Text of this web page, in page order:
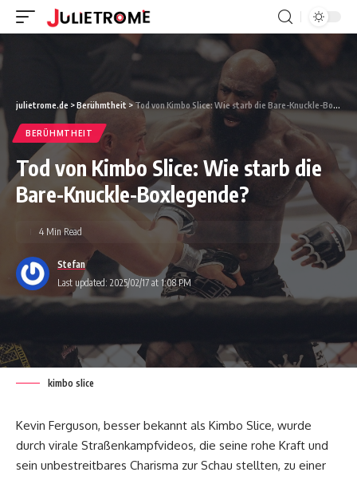
julietrome.de >Berühmtheit >Tod von Kimbo Slice: Wie starb die Bare-Knuckle-Boxlegende?
BERÜHMTHEIT
Tod von Kimbo Slice: Wie starb die
Bare-Knuckle-Boxlegende?
Last updated: 2025/02/17 at 1:08 PM
Stefan
4 Min Read
kimbo slice
Kevin Ferguson, besser bekannt als Kimbo Slice, wurde
durch virale Straßenkampfvideos, die seine rohe Kraft und
sein unbestreitbares Charisma zur Schau stellten, zu einer